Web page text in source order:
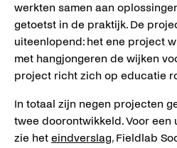
werkten samen aan
getoetst in de praktijk. De
uiteenlopend: het ene project
met hangjongeren de wijken
project richt zich op educatie
In totaal zijn negen projecten
twee doorontwikkeld. Voor
zie het eindverslag.Fieldlab